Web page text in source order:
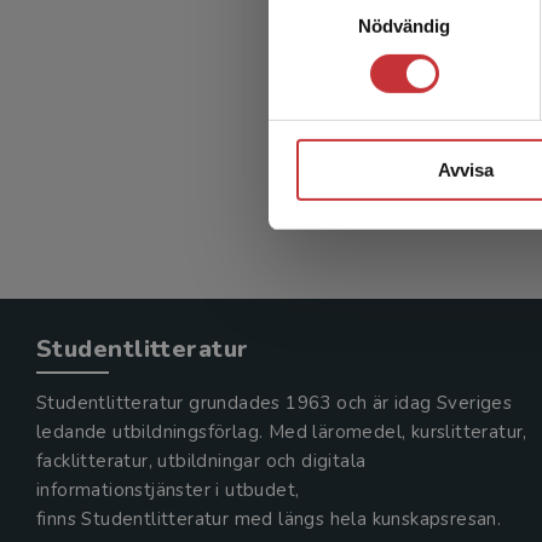
Nödvändig
Avvisa
(red.)
Exkl.
Studentlitteratur
Studentlitteratur grundades 1963 och är idag Sveriges
ledande utbildningsförlag. Med läromedel, kurslitteratur,
facklitteratur, utbildningar och digitala
informationstjänster i utbudet,
finns Studentlitteratur med längs hela kunskapsresan.